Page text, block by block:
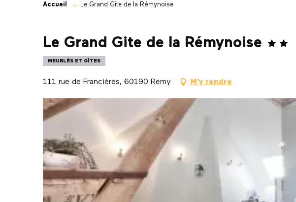
Accueil Le Grand Gite de la Rémynoise
Le Grand Gite de la Rémynoise
MEUBLÉS ET GÎTES
111 rue de Francières, 60190 Remy M'y rendre